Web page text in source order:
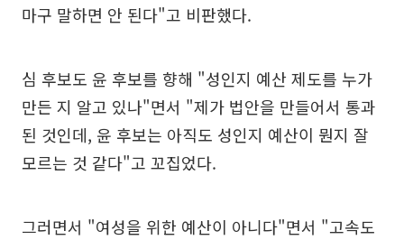
마구 말하면 안 된다"고 비판했다.
심 후보도 윤 후보를 향해 "성인지 예산 제도를 누가
만든 지 알고 있나"면서 "제가 법안을 만들어서 통과
된 것인데, 윤 후보는 아직도 성인지 예산이 뭔지 잘
모르는 것 같다"고 꼬집었다.
그러면서 "여성을 위한 예산이 아니다"면서 "고속도